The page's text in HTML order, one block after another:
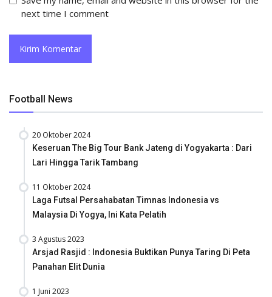
next time I comment
Football News
20 Oktober 2024
Keseruan The Big Tour Bank Jateng di Yogyakarta : Dari
Lari Hingga Tarik Tambang
11 Oktober 2024
Laga Futsal Persahabatan Timnas Indonesia vs
Malaysia Di Yogya, Ini Kata Pelatih
3 Agustus 2023
Arsjad Rasjid : Indonesia Buktikan Punya Taring Di Peta
Panahan Elit Dunia
1 Juni 2023